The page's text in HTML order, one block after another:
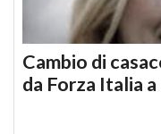
Cambio di
da Forza Italia